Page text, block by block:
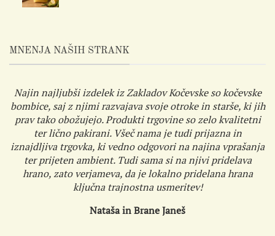
MNENJA NAŠIH STRANK
Najin najljubši izdelek iz Zakladov Kočevske so kočevske
bombice, saj z njimi razvajava svoje otroke in starše, ki jih
prav tako obožujejo. Produkti trgovine so zelo kvalitetni
ter lično pakirani. Všeč nama je tudi prijazna in
iznajdljiva trgovka, ki vedno odgovori na najina vprašanja
ter prijeten ambient. Tudi sama si na njivi pridelava
hrano, zato verjameva, da je lokalno pridelana hrana
ključna trajnostna usmeritev!
Nataša in Brane Janeš